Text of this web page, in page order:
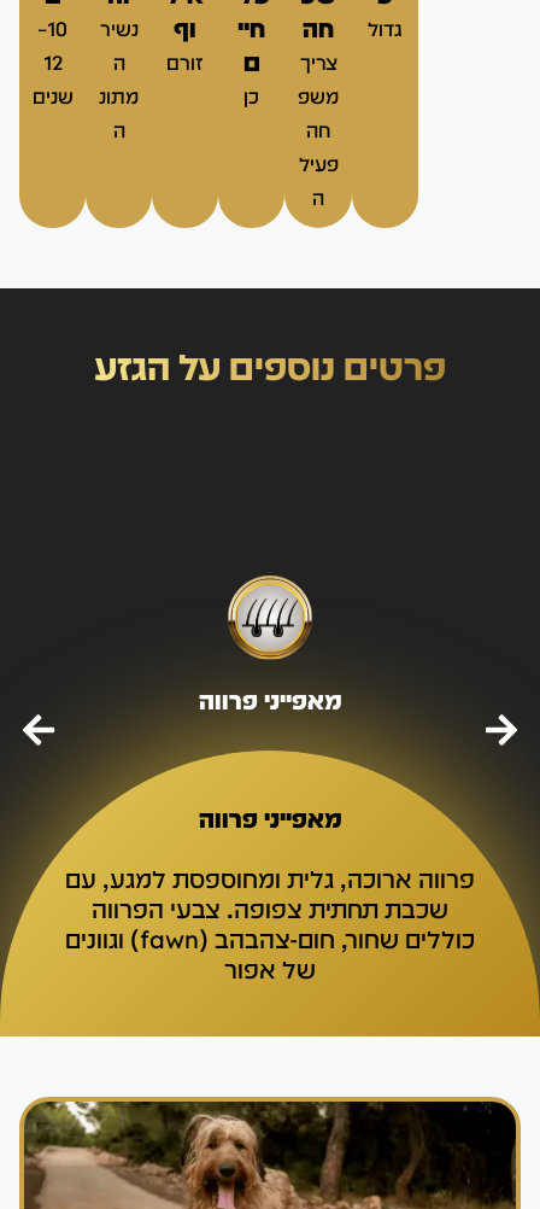
גדול
חה
צריך
משפ
חה
פעיל
ה
חיי
ם
כן
וף
זורם
נשיר
ה
מתונ
ה
10–
12
שנים
פרטים נוספים על הגזע
מאפייני פרווה
מאפייני פרווה
פרווה ארוכה, גלית ומחוספסת למגע, עם
שכבת תחתית צפופה. צבעי הפרווה
כוללים שחור, חום-צהבהב (fawn) וגוונים
של אפור